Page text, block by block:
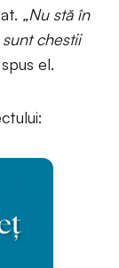
„Nu stă în
chestii
el.